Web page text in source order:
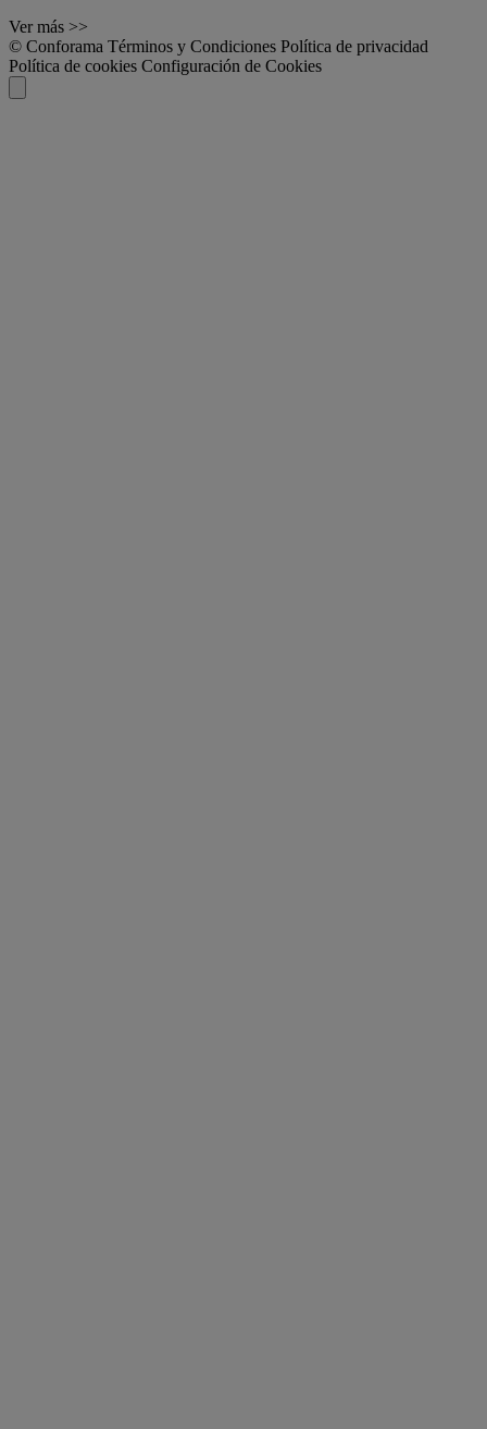
Ver más >>
© Conforama Términos y Condiciones Política de privacidad
Política de cookies Configuración de Cookies